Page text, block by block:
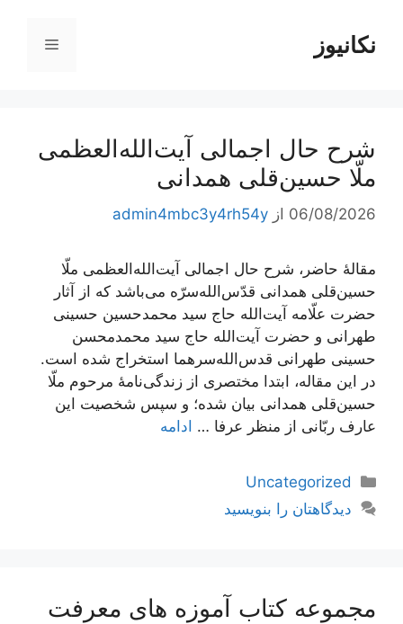
محتوانکانیوز فهرست
شرح حال اجمالی آیت‌الله‌العظمی
ملّا حسین‌قلی همدانی
06/08/2026 از admin4mbc3y4rh54y
مقالۀ حاضر، شرح حال اجمالی آیت‌الله‌العظمی ملّا
حسین‌قلی همدانی قدّس‌الله‌سرّه می‌باشد که از آثار
حضرت علّامه آیت‌الله حاج سید محمدحسین حسینی
طهرانی و حضرت آیت‌الله حاج سید محمدمحسن
حسینی طهرانی قدس‌الله‌سرهما استخراج شده است.
در این مقاله، ابتدا مختصری از زندگی‌نامۀ مرحوم ملّا
حسین‌قلی همدانی بیان شده؛ و سپس شخصیت این
عارف ربّانی از منظر عرفا … ادامه
دسته‌ها
Uncategorized
دیدگاهتان را بنویسید
مجموعه کتاب آموزه های معرفت